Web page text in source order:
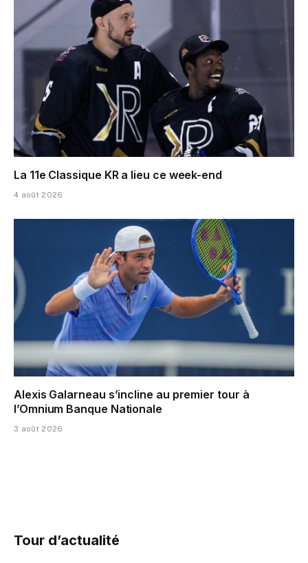
La 11e Classique KR a lieu ce week-end
4 août 2026
Alexis Galarneau s’incline au premier tour à
l’Omnium Banque Nationale
3 août 2026
Tour d’actualité